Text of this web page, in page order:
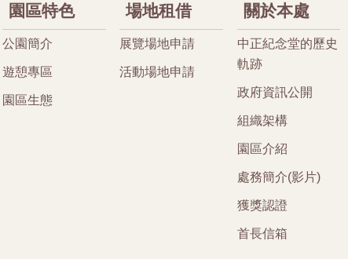
園區特色
公園簡介
遊憩專區
園區生態
場地租借
展覽場地申請
活動場地申請
關於本處
中正紀念堂的歷史
軌跡
政府資訊公開
組織架構
園區介紹
處務簡介(影片)
獲獎認證
首長信箱